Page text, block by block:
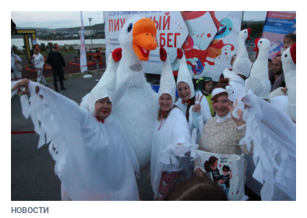
НОВОСТИ